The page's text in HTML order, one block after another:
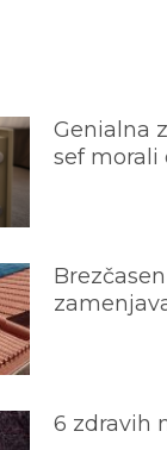
Genialna
sef morali
6 zdravih